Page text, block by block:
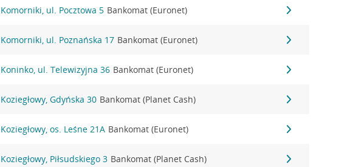
Komorniki, ul. Pocztowa 5 Bankomat (Euronet)
Komorniki, ul. Poznańska 17 Bankomat (Euronet)
Koninko, ul. Telewizyjna 36 Bankomat (Euronet)
Koziegłowy, Gdyńska 30 Bankomat (Planet Cash)
Koziegłowy, os. Leśne 21A Bankomat (Euronet)
Koziegłowy, Piłsudskiego 3 Bankomat (Planet Cash)